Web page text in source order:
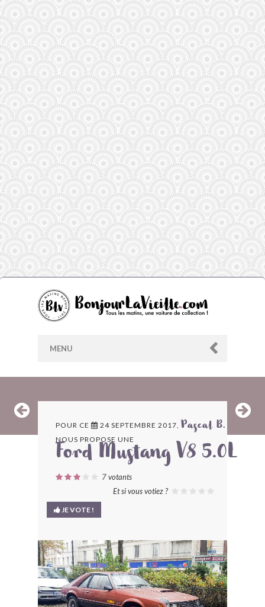
MENU
ARCHIVES
LES CONTRIBUTEURS
LE BLOG
BONJOURLAVIEILLE ?
MODÈLES ET MARQUES
POUR CE 24 SEPTEMBRE 2017, Pascal B.
NOUS PROPOSE UNE
Ford Mustang V8 5.0L
7votants
Et si vous votiez ?
JE VOTE !